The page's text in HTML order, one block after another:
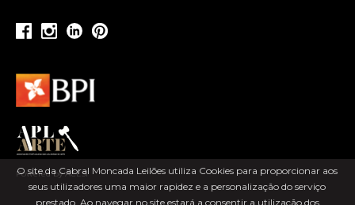
O site da Cabral Moncada Leilões utiliza Cookies para proporcionar aos
seus utilizadores uma maior rapidez e a personalização do serviço
prestado. Ao navegar no site estará a consentir a utilização dos
Powered by ACLSI